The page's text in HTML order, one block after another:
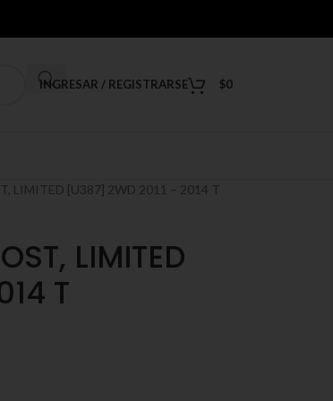
INGRESAR / REGISTRARSE $0
LIMITED [U387] 2WD 2011 – 2014 T
LIMITED
T